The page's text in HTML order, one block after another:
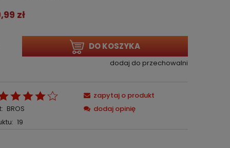
zł
DO KOSZYKA
dodaj do przechowalni
BROS
19
zapytaj o produkt
dodaj opinię